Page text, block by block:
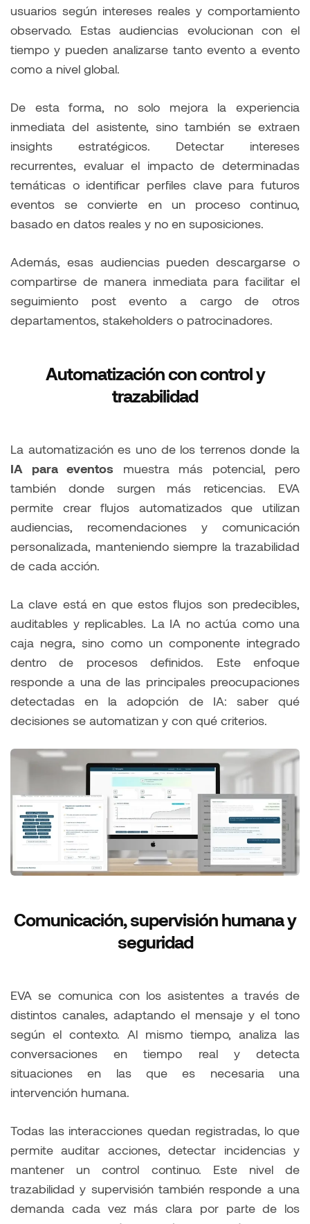
usuarios según intereses reales y comportamiento
observado. Estas audiencias evolucionan con el
tiempo y pueden analizarse tanto evento a evento
como a nivel global.
De esta forma, no solo mejora la experiencia
inmediata del asistente, sino también se extraen
insights estratégicos. Detectar intereses
recurrentes, evaluar el impacto de determinadas
temáticas o identificar perfiles clave para futuros
eventos se convierte en un proceso continuo,
basado en datos reales y no en suposiciones.
Además, esas audiencias pueden descargarse o
compartirse de manera inmediata para facilitar el
seguimiento post evento a cargo de otros
departamentos, stakeholders o patrocinadores.
Automatización con control y
trazabilidad
La automatización es uno de los terrenos donde la
IA para eventos muestra más potencial, pero
también donde surgen más reticencias. EVA
permite crear flujos automatizados que utilizan
audiencias, recomendaciones y comunicación
personalizada, manteniendo siempre la trazabilidad
de cada acción.
La clave está en que estos flujos son predecibles,
auditables y replicables. La IA no actúa como una
caja negra, sino como un componente integrado
dentro de procesos definidos. Este enfoque
responde a una de las principales preocupaciones
detectadas en la adopción de IA: saber qué
decisiones se automatizan y con qué criterios.
Comunicación, supervisión humana y
seguridad
EVA se comunica con los asistentes a través de
distintos canales, adaptando el mensaje y el tono
según el contexto. Al mismo tiempo, analiza las
conversaciones en tiempo real y detecta
situaciones en las que es necesaria una
intervención humana.
Todas las interacciones quedan registradas, lo que
permite auditar acciones, detectar incidencias y
mantener un control continuo. Este nivel de
trazabilidad y supervisión también responde a una
demanda cada vez más clara por parte de los